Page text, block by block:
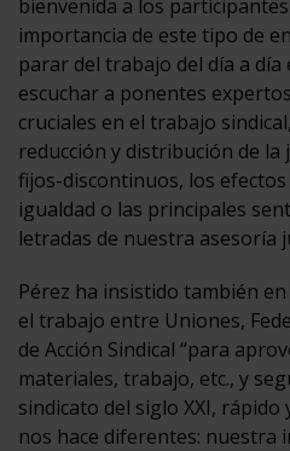
bienvenida a los
importancia de este tipo de
parar del trabajo del día a
escuchar a ponentes
cruciales en el trabajo
reducción y distribución de
fijos-discontinuos, los
igualdad o las principales
letradas de nuestra asesoría
Pérez ha insistido también
el trabajo entre Uniones,
de Acción Sindical “para
materiales, trabajo, etc., y
sindicato del siglo XXI,
nos hace diferentes: nuestra